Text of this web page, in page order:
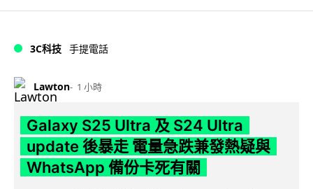
3C科技 手提電話
Lawton 1 小時
Galaxy S25 Ultra 及 S24 Ultra
update 後暴走 電量急跌兼發熱疑與
WhatsApp 備份卡死有關